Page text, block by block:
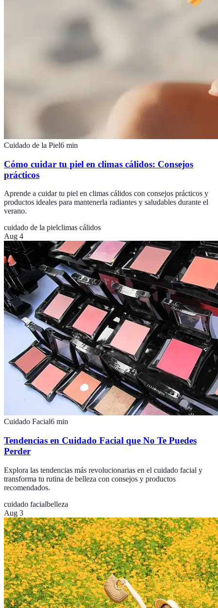
Cuidado de la Piel6 min
Cómo cuidar tu piel en climas cálidos: Consejos
prácticos
Aprende a cuidar tu piel en climas cálidos con consejos prácticos y
productos ideales para mantenerla radiantes y saludables durante el
verano.
cuidado de la pielclimas cálidos
Aug 4
Cuidado Facial6 min
Tendencias en Cuidado Facial que No Te Puedes
Perder
Explora las tendencias más revolucionarias en el cuidado facial y
transforma tu rutina de belleza con consejos y productos
recomendados.
cuidado facialbelleza
Aug 3